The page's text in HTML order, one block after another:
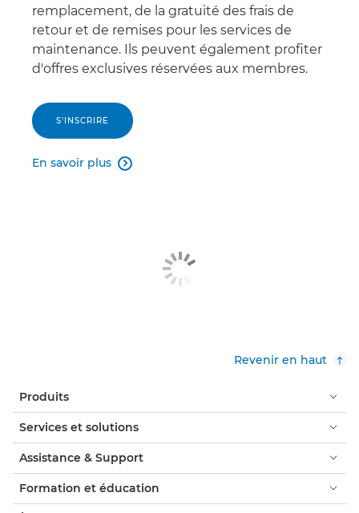
remplacement, de la gratuité des frais de
retour et de remises pour les services de
maintenance. Ils peuvent également profiter
d'offres exclusives réservées aux membres.
S'INSCRIRE
En savoir plus 
Revenir en haut
Produits
Services et solutions
Assistance & Support
Formation et éducation